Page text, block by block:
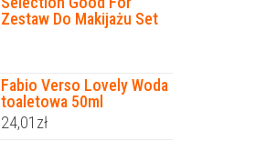
Zestaw Do Makijażu Set
Fabio Verso Lovely Woda
toaletowa 50ml
24,01 zł